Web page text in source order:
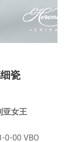
瓷
亚女王
0-00 VBO